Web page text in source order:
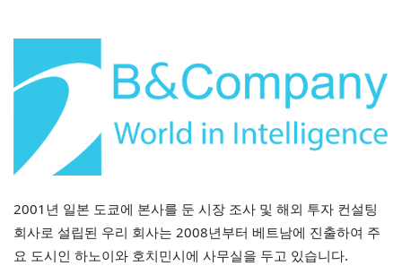
2001년 일본 도쿄에 본사를 둔 시장 조사 및 해외 투자 컨설팅
회사로 설립된 우리 회사는 2008년부터 베트남에 진출하여 주
요 도시인 하노이와 호치민시에 사무실을 두고 있습니다.